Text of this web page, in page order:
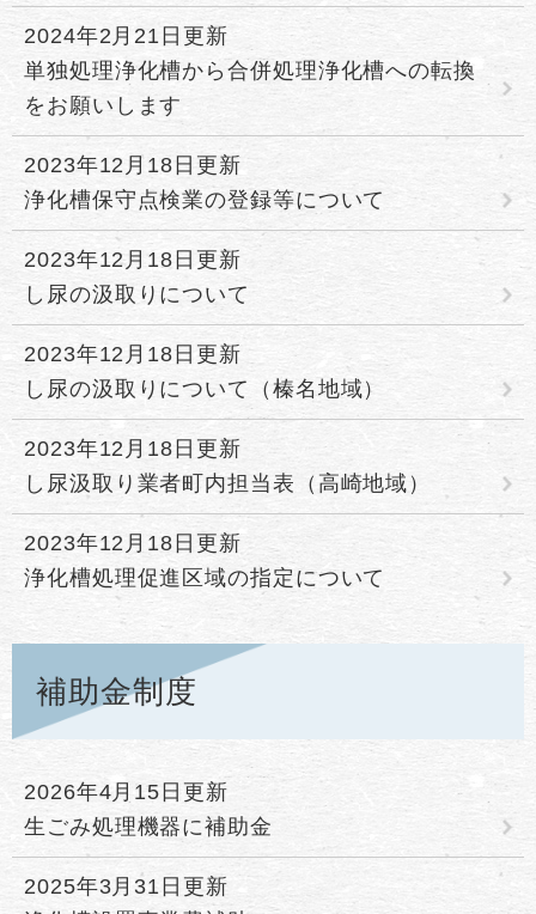
2024年2月21日更新
単独処理浄化槽から合併処理浄化槽への転換
をお願いします
2023年12月18日更新
浄化槽保守点検業の登録等について
2023年12月18日更新
し尿の汲取りについて
2023年12月18日更新
し尿の汲取りについて（榛名地域）
2023年12月18日更新
し尿汲取り業者町内担当表（高崎地域）
2023年12月18日更新
浄化槽処理促進区域の指定について
補助金制度
2026年4月15日更新
生ごみ処理機器に補助金
2025年3月31日更新